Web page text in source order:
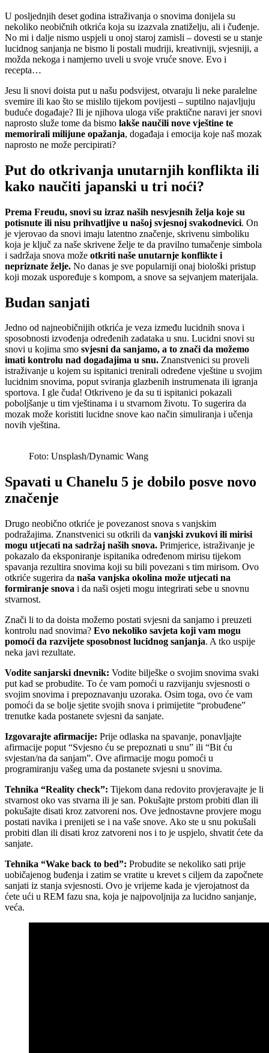
U posljednjih deset godina istraživanja o snovima donijela su
nekoliko neobičnih otkrića koja su izazvala znatiželju, ali i čuđenje.
No mi i dalje nismo uspjeli u onoj staroj zamisli – dovesti se u stanje
lucidnog sanjanja ne bismo li postali mudriji, kreativniji, svjesniji, a
možda nekoga i namjerno uveli u svoje vruće snove. Evo i
recepta…
Jesu li snovi doista put u našu podsvijest, otvaraju li neke paralelne
svemire ili kao što se mislilo tijekom povijesti – suptilno najavljuju
buduće događaje? Ili je njihova uloga više praktične naravi jer snovi
naprosto služe tome da bismo lakše naučili nove vještine te
memorirali milijune opažanja, događaja i emocija koje naš mozak
naprosto ne može percipirati?
Put do otkrivanja unutarnjih konflikta ili
kako naučiti japanski u tri noći?
Prema Freudu, snovi su izraz naših nesvjesnih želja koje su
potisnute ili nisu prihvatljive u našoj svjesnoj svakodnevici. On
je vjerovao da snovi imaju latentno značenje, skrivenu simboliku
koja je ključ za naše skrivene želje te da pravilno tumačenje simbola
i sadržaja snova može otkriti naše unutarnje konflikte i
nepriznate želje. No danas je sve popularniji onaj biološki pristup
koji mozak uspoređuje s kompom, a snove sa sejvanjem materijala.
Budan sanjati
Jedno od najneobičnijih otkrića je veza između lucidnih snova i
sposobnosti izvođenja određenih zadataka u snu. Lucidni snovi su
snovi u kojima smo svjesni da sanjamo, a to znači da možemo
imati kontrolu nad događajima u snu. Znanstvenici su proveli
istraživanje u kojem su ispitanici trenirali određene vještine u svojim
lucidnim snovima, poput sviranja glazbenih instrumenata ili igranja
sportova. I gle čuda! Otkriveno je da su ti ispitanici pokazali
poboljšanje u tim vještinama i u stvarnom životu. To sugerira da
mozak može koristiti lucidne snove kao način simuliranja i učenja
novih vještina.
Foto: Unsplash/Dynamic Wang
Spavati u Chanelu 5 je dobilo posve novo
značenje
Drugo neobično otkriće je povezanost snova s vanjskim
podražajima. Znanstvenici su otkrili da vanjski zvukovi ili mirisi
mogu utjecati na sadržaj naših snova. Primjerice, istraživanje je
pokazalo da eksponiranje ispitanika određenom mirisu tijekom
spavanja rezultira snovima koji su bili povezani s tim mirisom. Ovo
otkriće sugerira da naša vanjska okolina može utjecati na
formiranje snova i da naši osjeti mogu integrirati sebe u snovnu
stvarnost.
Znači li to da doista možemo postati svjesni da sanjamo i preuzeti
kontrolu nad snovima? Evo nekoliko savjeta koji vam mogu
pomoći da razvijete sposobnost lucidnog sanjanja. A tko uspije
neka javi rezultate.
Vodite sanjarski dnevnik: Vodite bilješke o svojim snovima svaki
put kad se probudite. To će vam pomoći u razvijanju svjesnosti o
svojim snovima i prepoznavanju uzoraka. Osim toga, ovo će vam
pomoći da se bolje sjetite svojih snova i primijetite “probuđene”
trenutke kada postanete svjesni da sanjate.
Izgovarajte afirmacije: Prije odlaska na spavanje, ponavljajte
afirmacije poput “Svjesno ću se prepoznati u snu” ili “Bit ću
svjestan/na da sanjam”. Ove afirmacije mogu pomoći u
programiranju vašeg uma da postanete svjesni u snovima.
Tehnika “Reality check”: Tijekom dana redovito provjeravajte je li
stvarnost oko vas stvarna ili je san. Pokušajte prstom probiti dlan ili
pokušajte disati kroz zatvoreni nos. Ove jednostavne provjere mogu
postati navika i prenijeti se i na vaše snove. Ako ste u snu pokušali
probiti dlan ili disati kroz zatvoreni nos i to je uspjelo, shvatit ćete da
sanjate.
Tehnika “Wake back to bed”: Probudite se nekoliko sati prije
uobičajenog buđenja i zatim se vratite u krevet s ciljem da započnete
sanjati iz stanja svjesnosti. Ovo je vrijeme kada je vjerojatnost da
ćete ući u REM fazu sna, koja je najpovoljnija za lucidno sanjanje,
veća.